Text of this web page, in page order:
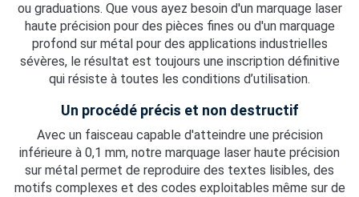
ou graduations. Que vous ayez besoin d'un marquage laser
haute précision pour des pièces fines ou d'un marquage
profond sur métal pour des applications industrielles
sévères, le résultat est toujours une inscription définitive
qui résiste à toutes les conditions d’utilisation.
Un procédé précis et non destructif
Avec un faisceau capable d'atteindre une précision
inférieure à 0,1 mm, notre marquage laser haute précision
sur métal permet de reproduire des textes lisibles, des
motifs complexes et des codes exploitables même sur de